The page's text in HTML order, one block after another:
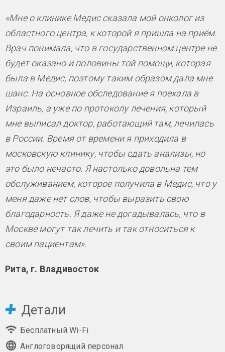
«Мне о клинике Медис сказала мой онколог из
областного центра, к которой я пришла на приём.
Врач понимала, что в государственном центре не
будет оказано и половины той помощи, которая
была в Медис, поэтому таким образом дала мне
шанс. На основное обследование я поехала в
Израиль, а уже по протоколу лечения, который
мне выписал доктор, работающий там, лечилась
в России. Время от времени я приходила в
московскую клинику, чтобы сдать анализы, но
это было нечасто. Я настолько довольна тем
обслуживанием, которое получила в Медис, что у
меня даже нет слов, чтобы выразить свою
благодарность. Я даже не догадывалась, что в
Москве могут так лечить и так относиться к
своим пациентам».
Рита, г. Владивосток
Детали
Бесплатный Wi-Fi
Англоговорящий персонал